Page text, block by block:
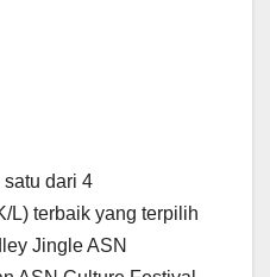
dari 4
L) terbaik yang terpilih
Jingle ASN